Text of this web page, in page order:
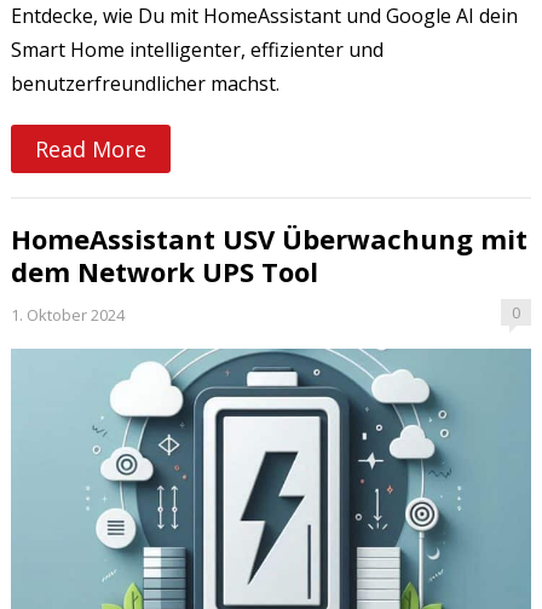
Entdecke, wie Du mit HomeAssistant und Google AI dein
Smart Home intelligenter, effizienter und
benutzerfreundlicher machst.
Read More
HomeAssistant USV Überwachung mit
dem Network UPS Tool
1. Oktober 2024 0